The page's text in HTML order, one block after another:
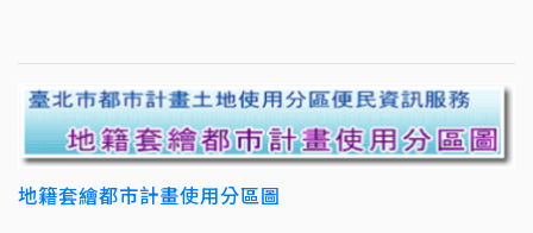
地籍套繪都市計畫使用分區圖